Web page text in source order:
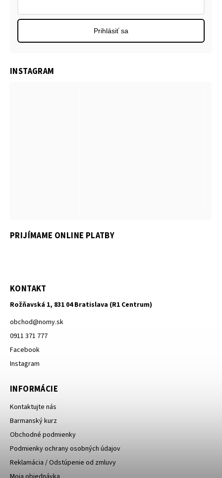
PRIJÍMAME ONLINE PLATBY
KONTAKT
Rožňavská 1, 831 04 Bratislava (R1 Centrum)
obchod@nomy.sk
0911 371 777
Facebook
Instagram
INFORMÁCIE
Kontaktujte nás
Barmanský kurz
Obchodné podmienky
Podmienky ochrany osobných údajov
Reklamácia / Odstúpenie od zmluvy
Prihlásiť sa
INSTAGRAM